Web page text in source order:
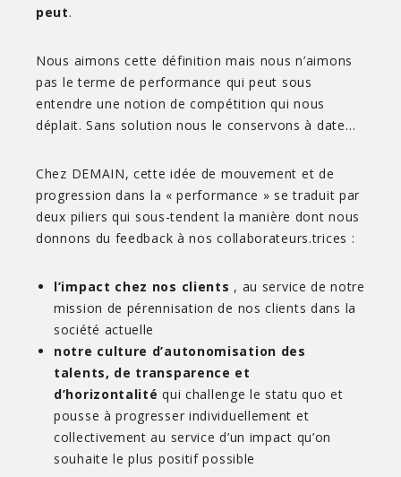
peut.
Nous aimons cette définition mais nous n’aimons
pas le terme de performance qui peut sous
entendre une notion de compétition qui nous
déplait. Sans solution nous le conservons à date…
Chez DEMAIN, cette idée de mouvement et de
progression dans la « performance » se traduit par
deux piliers qui sous-tendent la manière dont nous
donnons du feedback à nos collaborateurs.trices :
l’impact chez nos clients , au service de notre
mission de pérennisation de nos clients dans la
société actuelle
notre culture d’autonomisation des
talents, de transparence et
d’horizontalité qui challenge le statu quo et
pousse à progresser individuellement et
collectivement au service d’un impact qu’on
souhaite le plus positif possible